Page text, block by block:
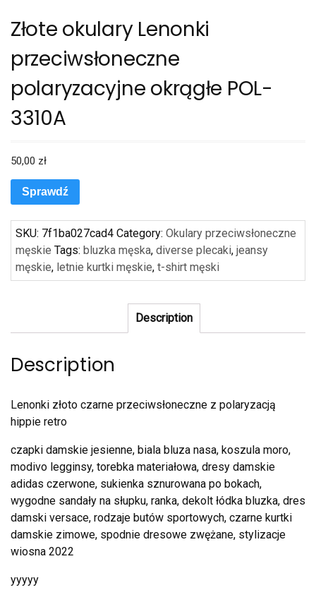
Złote okulary Lenonki
przeciwsłoneczne
polaryzacyjne okrągłe POL-
3310A
50,00 zł
Sprawdź
SKU: 7f1ba027cad4 Category: Okulary przeciwsłoneczne
męskie Tags: bluzka męska, diverse plecaki, jeansy
męskie, letnie kurtki męskie, t-shirt męski
Description
Description
Lenonki złoto czarne przeciwsłoneczne z polaryzacją
hippie retro
czapki damskie jesienne, biala bluza nasa, koszula moro,
modivo legginsy, torebka materiałowa, dresy damskie
adidas czerwone, sukienka sznurowana po bokach,
wygodne sandały na słupku, ranka, dekolt łódka bluzka, dres
damski versace, rodzaje butów sportowych, czarne kurtki
damskie zimowe, spodnie dresowe zwężane, stylizacje
wiosna 2022
yyyyy